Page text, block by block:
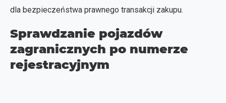
dla bezpieczeństwa prawnego transakcji zakupu.
Sprawdzanie pojazdów
zagranicznych po numerze
rejestracyjnym